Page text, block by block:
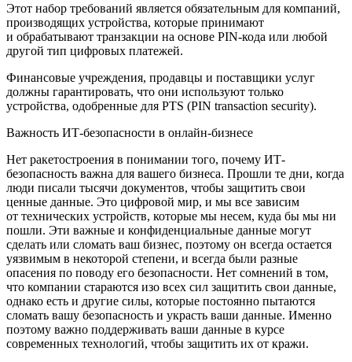
Этот набор требований является обязательным для компаний,
производящих устройства, которые принимают
и обрабатывают транзакции на основе PIN-кода или любой
другой тип цифровых платежей.
Финансовые учреждения, продавцы и поставщики услуг
должны гарантировать, что они используют только
устройства, одобренные для PTS (PIN transaction security).
Важность ИТ-безопасности в онлайн-бизнесе
Нет ракетостроения в понимании того, почему ИТ-
безопасность важна для вашего бизнеса. Прошли те дни, когда
люди писали тысячи документов, чтобы защитить свои
ценные данные. Это цифровой мир, и мы все зависим
от технических устройств, которые мы несем, куда бы мы ни
пошли. Эти важные и конфиденциальные данные могут
сделать или сломать ваш бизнес, поэтому он всегда остается
уязвимым в некоторой степени, и всегда были разные
опасения по поводу его безопасности. Нет сомнений в том,
что компании стараются изо всех сил защитить свои данные,
однако есть и другие силы, которые постоянно пытаются
сломать вашу безопасность и украсть ваши данные. Именно
поэтому важно поддерживать ваши данные в курсе
современных технологий, чтобы защитить их от кражи.